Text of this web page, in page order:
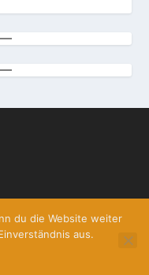
von
du die Website weiter
aus.